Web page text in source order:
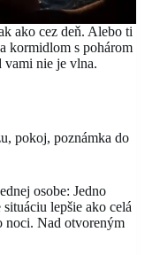
ako cez deň. Alebo ti
kormidlom s pohárom
vami nie je vlna.
pokoj, poznámka do
osobe: Jedno
lepšie ako celá
noci. Nad otvoreným